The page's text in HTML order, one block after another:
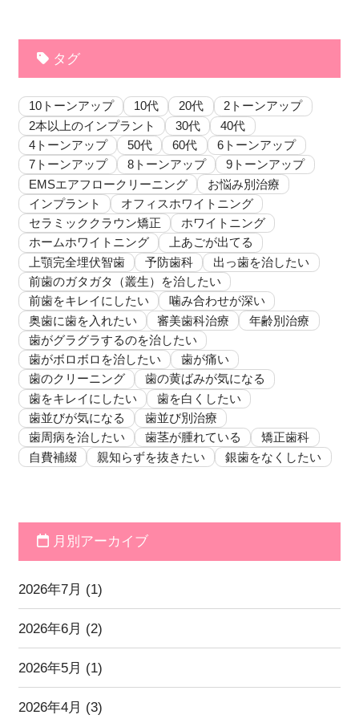
タグ
10トーンアップ 10代 20代
2トーンアップ
2本以上のインプラント
30代
40代
4トーンアップ
50代 60代
6トーンアップ
7トーンアップ
8トーンアップ
9トーンアップ
EMSエアフロークリーニング
お悩み別治療
インプラント
オフィスホワイトニング
セラミッククラウン矯正
ホワイトニング
ホームホワイトニング
上あごが出てる
上顎完全埋伏智歯
予防歯科
出っ歯を治したい
前歯のガタガタ（叢生）を治したい
前歯をキレイにしたい
噛み合わせが深い
奥歯に歯を入れたい
審美歯科治療
年齢別治療
歯がグラグラするのを治したい
歯がボロボロを治したい
歯が痛い
歯のクリーニング
歯の黄ばみが気になる
歯をキレイにしたい
歯を白くしたい
歯並びが気になる
歯並び別治療
歯周病を治したい
歯茎が腫れている
矯正歯科
自費補綴
親知らずを抜きたい 銀歯をなくしたい
月別アーカイブ
2026年7月 (1)
2026年6月 (2)
2026年5月 (1)
2026年4月 (3)